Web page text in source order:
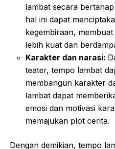
lambat secara
hal ini dapat
kegembiraan,
lebih kuat dan
Karakter dan narasi:
teater, tempo lambat
membangun karakter
lambat dapat
emosi dan motivasi
memajukan plot cerita.
Dengan demikian, tempo